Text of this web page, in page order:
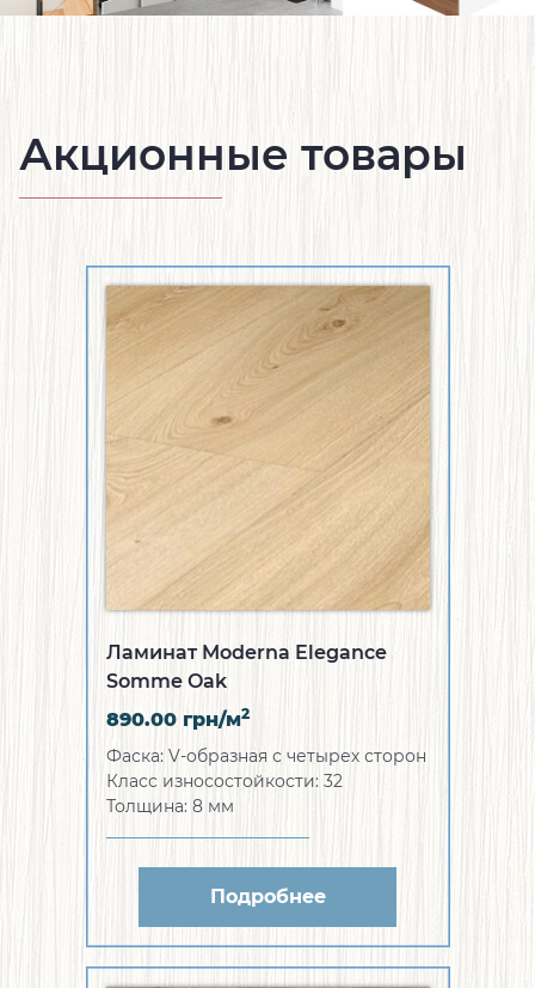
Акционные товары
Ламинат Moderna Elegance
Somme Oak
890.00 грн/м2
Фаска: V-образная с четырех сторон
Класс износостойкости: 32
Толщина: 8 мм
Подробнее